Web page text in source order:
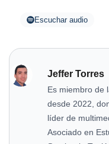
Escuchar audio
Jeffer Torres
Es miembro de
desde 2022,
líder de
Asociado en